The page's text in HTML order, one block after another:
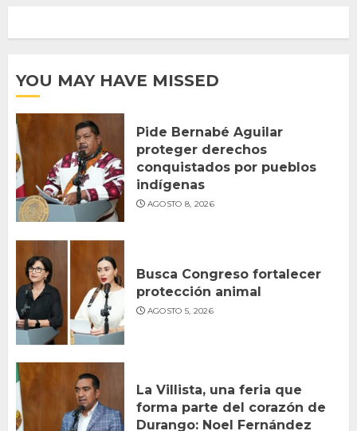
YOU MAY HAVE MISSED
Pide Bernabé Aguilar
proteger derechos
conquistados por pueblos
indígenas
AGOSTO 8, 2026
Busca Congreso fortalecer
protección animal
AGOSTO 5, 2026
La Villista, una feria que
forma parte del corazón de
Durango: Noel Fernández